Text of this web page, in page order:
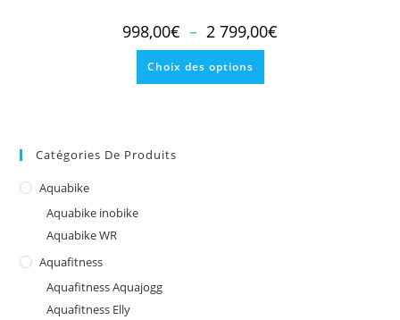
998,00€ – 2 799,00€
Choix des options
Ce
a
Catégories De Produits
Aquabike
Aquabike inobike
Aquabike WR
Aquafitness
Aquafitness Aquajogg
Aquafitness Elly